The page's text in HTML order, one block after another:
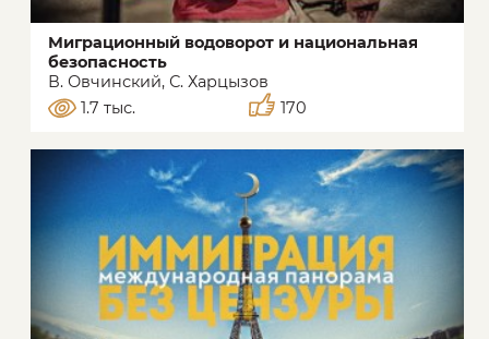
Миграционный водоворот и национальная
безопасность
В. Овчинский, С. Харцызов
1.7 тыс.
170